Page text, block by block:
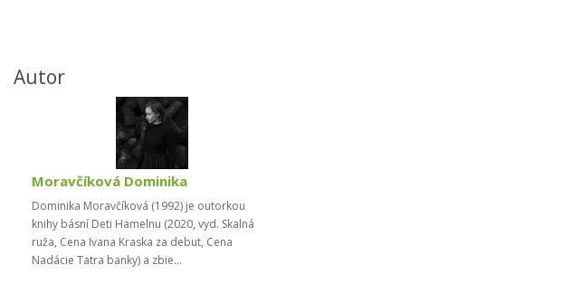
Autor
Moravčíková Dominika
Dominika Moravčíková (1992) je outorkou
knihy básní Deti Hamelnu (2020, vyd. Skalná
ruža, Cena Ivana Kraska za debut, Cena
Nadácie Tatra banky) a zbie...